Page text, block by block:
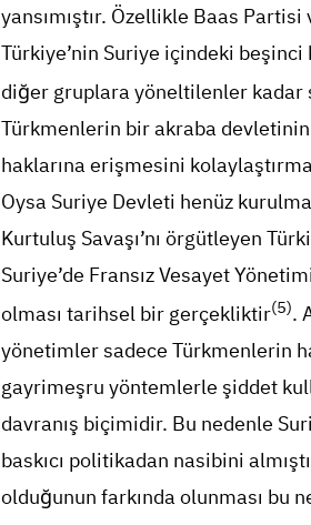
yansımıştır. Özellikle Baas
Türkiye’nin Suriye içindeki
diğer gruplara yöneltilenler
Türkmenlerin bir akraba
haklarına erişmesini
Oysa Suriye Devleti henüz
Kurtuluş Savaşı’nı örgütleyen
Suriye’de Fransız Vesayet
olması tarihsel bir gerçekliktir(5).
yönetimler sadece Türkmenlerin
gayrimeşru yöntemlerle şiddet
davranış biçimidir. Bu nedenle
baskıcı politikadan nasibini
olduğunun farkında olunması bu